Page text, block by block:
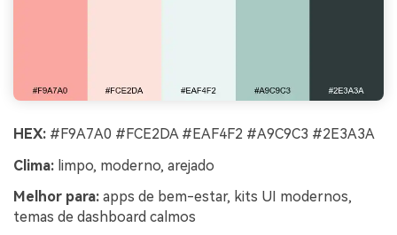
HEX: #F9A7A0 #FCE2DA #EAF4F2 #A9C9C3 #2E3A3A
Clima: limpo, moderno, arejado
Melhor para: apps de bem-estar, kits UI modernos,
temas de dashboard calmos